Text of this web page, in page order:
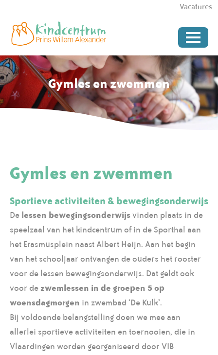
Vacatures
Gymles en zwemmen
Gymles en zwemmen
Sportieve activiteiten & bewegingsonderwijs
De lessen bewegingsonderwijsvinden plaats in de
speelzaal van het kindcentrum of in de Sporthal aan
het Erasmusplein naast Albert Heijn. Aan het begin
van het schooljaar ontvangen de ouders het rooster
voor de lessen bewegingsonderwijs. Dat geldt ook
voor de zwemlessen in de groepen 5 op
woensdagmorgen in zwembad ‘De Kulk’.
Bij voldoende belangstelling doen we mee aan
allerlei sportieve activiteiten en toernooien, die in
Vlaardingen worden georganiseerd door VIB